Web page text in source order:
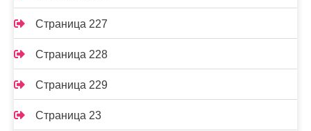
Страница 227
Страница 228
Страница 229
Страница 23